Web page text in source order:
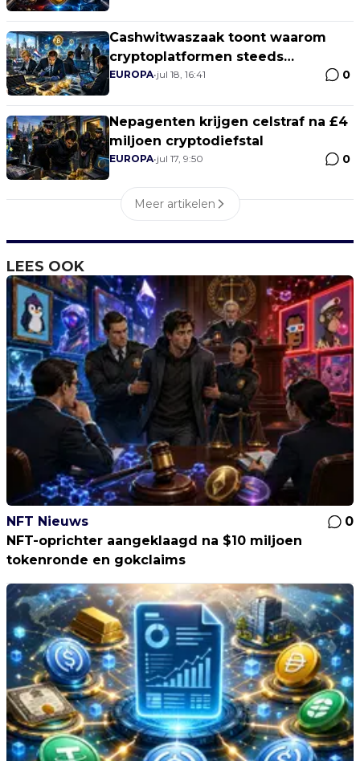
Cashwitwaszaak toont waarom
cryptoplatformen steeds
strengere poortwachters worden
EUROPA•jul 18, 16:41 0
Nepagenten krijgen celstraf na £4
miljoen cryptodiefstal
EUROPA•jul 17, 9:50 0
Meer artikelen
LEES OOK
NFT Nieuws
0
NFT-oprichter aangeklaagd na $10 miljoen
tokenronde en gokclaims